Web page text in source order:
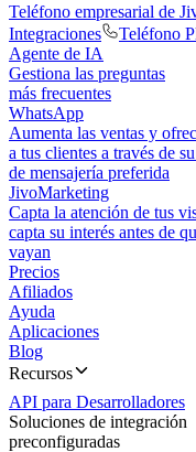
Teléfono empresarial de
Integraciones
Teléfono
Agente de IA
Gestiona las preguntas
más frecuentes
WhatsApp
Aumenta las ventas y
a tus clientes a través de
de mensajería preferida
JivoMarketing
Capta la atención de tus
capta su interés antes de
vayan
Precios
Afiliados
Ayuda
Aplicaciones
Blog
Recursos
API para Desarrolladores
Soluciones de integración
preconfiguradas